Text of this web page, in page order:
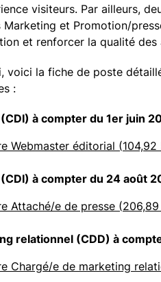
visiteurs. Par ailleurs,
Marketing et Promotion/
et renforcer la qualité
voici la fiche de poste
:
à compter du 1er juin
Webmaster éditorial (104,92
à compter du 24 août
Attaché/e de presse (206,89
relationnel (CDD) à
Chargé/e de marketing